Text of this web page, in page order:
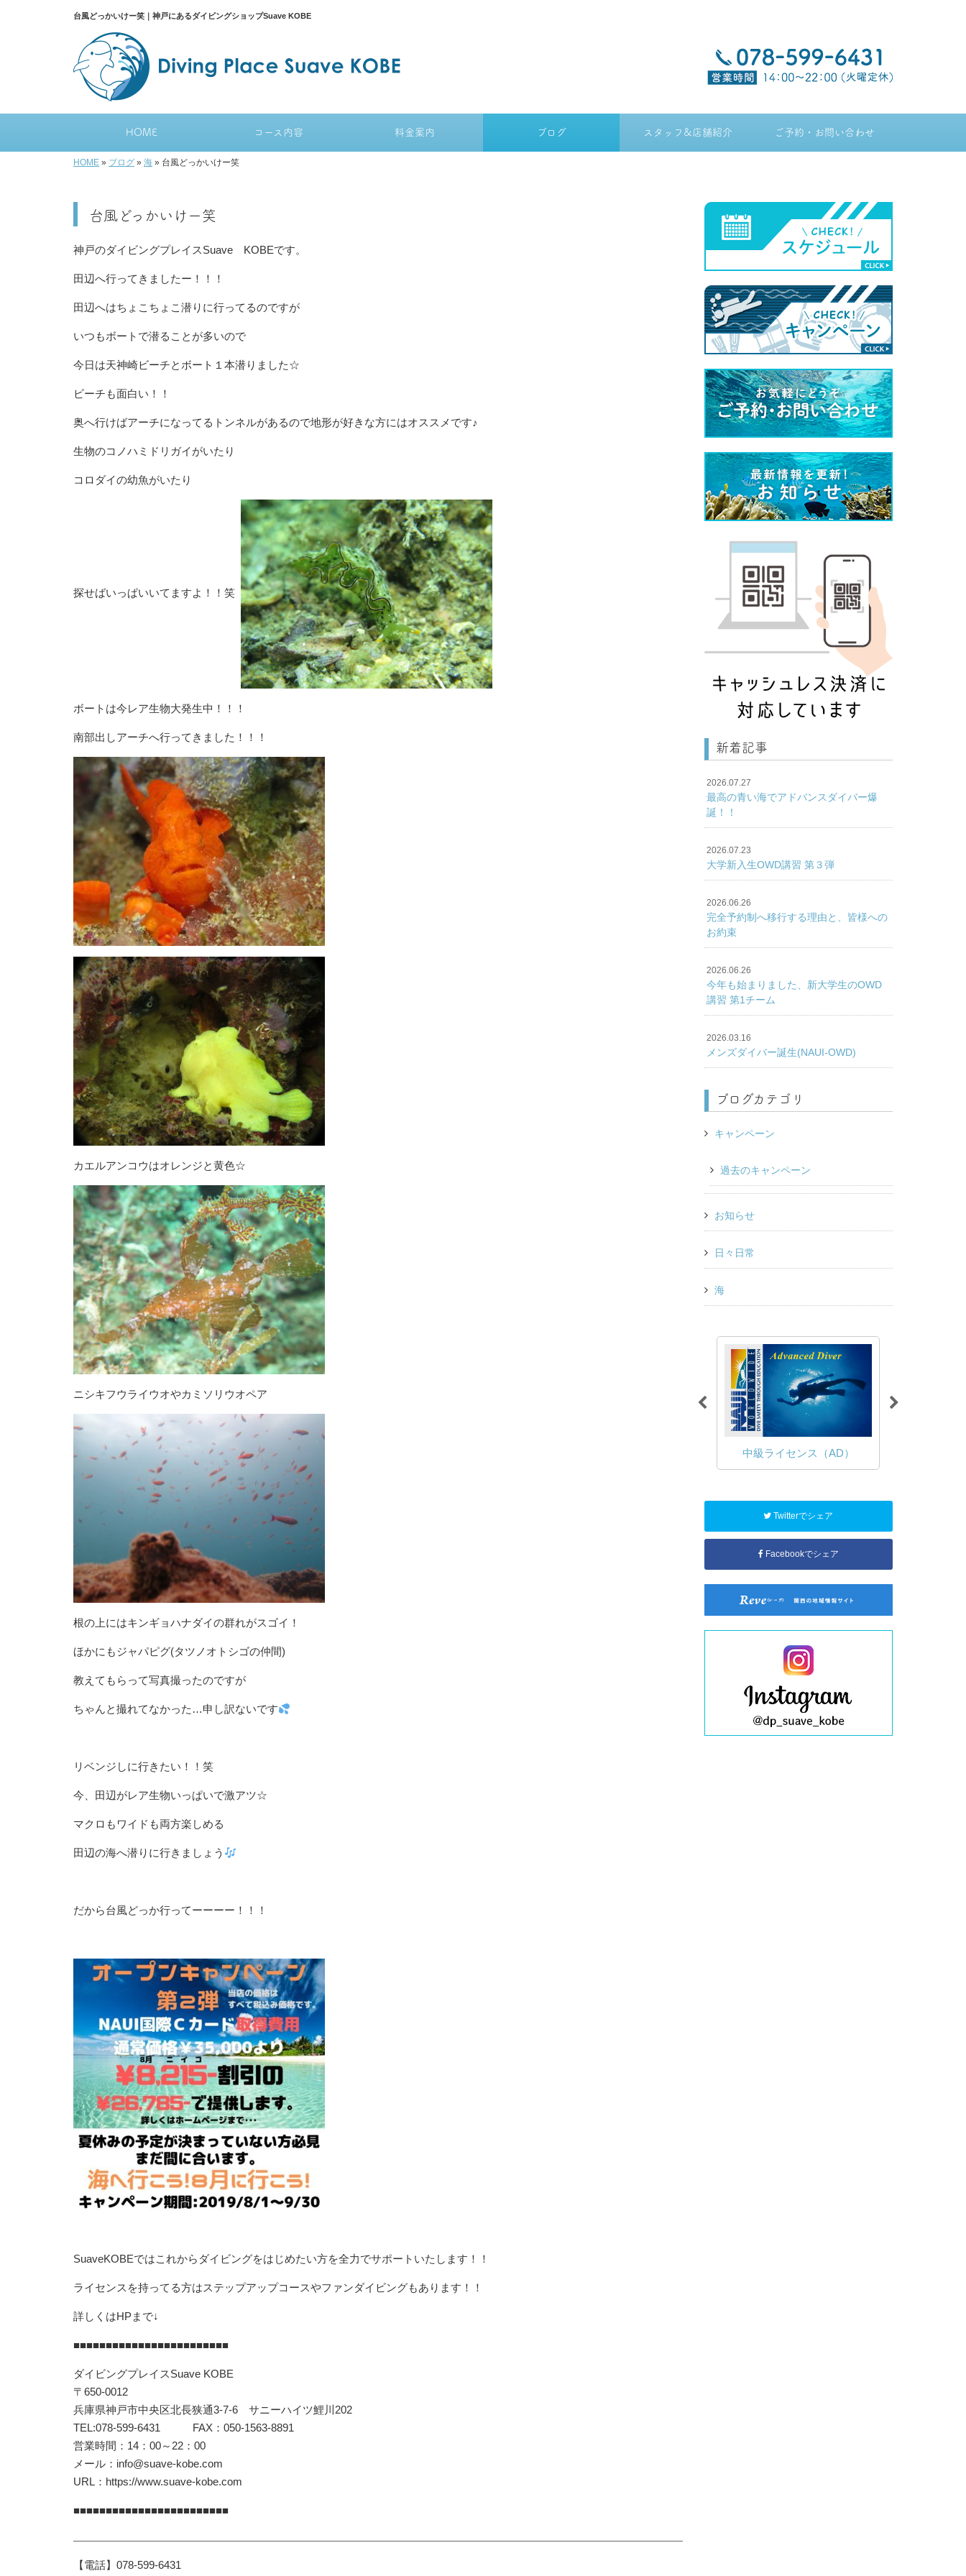
台風どっかいけー笑｜神戸にあるダイビングショップSuave KOBE
HOME コース内容 料金案内 ブログ スタッフ&店舗紹介 ご予約・お問い合わせ
HOME » ブログ » 海 » 台風どっかいけー笑
台風どっかいけー笑
神戸のダイビングプレイスSuave KOBEです。
田辺へ行ってきましたー！！！
田辺へはちょこちょこ潜りに行ってるのですが
いつもボートで潜ることが多いので
今日は天神崎ビーチとボート１本潜りました☆
ビーチも面白い！！
奥へ行けばアーチになってるトンネルがあるので地形が好きな方にはオススメです♪
生物のコノハミドリガイがいたり
コロダイの幼魚がいたり
探せばいっぱいいてますよ！！笑
ボートは今レア生物大発生中！！！
南部出しアーチへ行ってきました！！！
カエルアンコウはオレンジと黄色☆
ニシキフウライウオやカミソリウオペア
根の上にはキンギョハナダイの群れがスゴイ！
ほかにもジャパピグ(タツノオトシゴの仲間)
教えてもらって写真撮ったのですが
ちゃんと撮れてなかった…申し訳ないです
リベンジしに行きたい！！笑
今、田辺がレア生物いっぱいで激アツ☆
マクロもワイドも両方楽しめる
田辺の海へ潜りに行きましょう
だから台風どっか行ってーーーー！！！
SuaveKOBEではこれからダイビングをはじめたい方を全力でサポートいたします！！
ライセンスを持ってる方はステップアップコースやファンダイビングもあります！！
詳しくはHPまで↓
■■■■■■■■■■■■■■■■■■■■■■■■
ダイビングプレイスSuave KOBE
〒650-0012
兵庫県神戸市中央区北長狭通3-7-6 サニーハイツ鯉川202
TEL:078-599-6431 FAX：050-1563-8891
営業時間：14：00～22：00
メール：info@suave-kobe.com
URL：https://www.suave-kobe.com
■■■■■■■■■■■■■■■■■■■■■■■■
【電話】078-599-6431
新着記事
2026.07.27
最高の青い海でアドバンスダイバー爆
誕！！
2026.07.23
大学新入生OWD講習 第３弾
2026.06.26
完全予約制へ移行する理由と、皆様への
お約束
2026.06.26
今年も始まりました、新大学生のOWD
講習 第1チーム
2026.03.16
メンズダイバー誕生(NAUI-OWD)
ブログカテゴリ
キャンペーン
過去のキャンペーン
お知らせ
日々日常
海
中級ライセンス（AD）
Twitterでシェア
Facebookでシェア